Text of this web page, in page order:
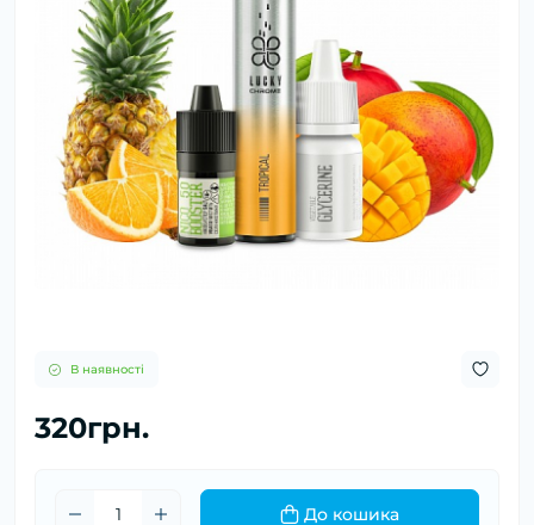
В наявності
320грн.
До кошика